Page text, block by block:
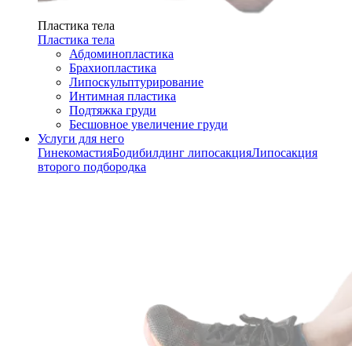
Пластика тела
Пластика тела
Абдоминопластика
Брахиопластика
Липоскульптурирование
Интимная пластика
Подтяжка груди
Бесшовное увеличение груди
Услуги для него
ГинекомастияБодибилдинг липосакцияЛипосакция
второго подбородка